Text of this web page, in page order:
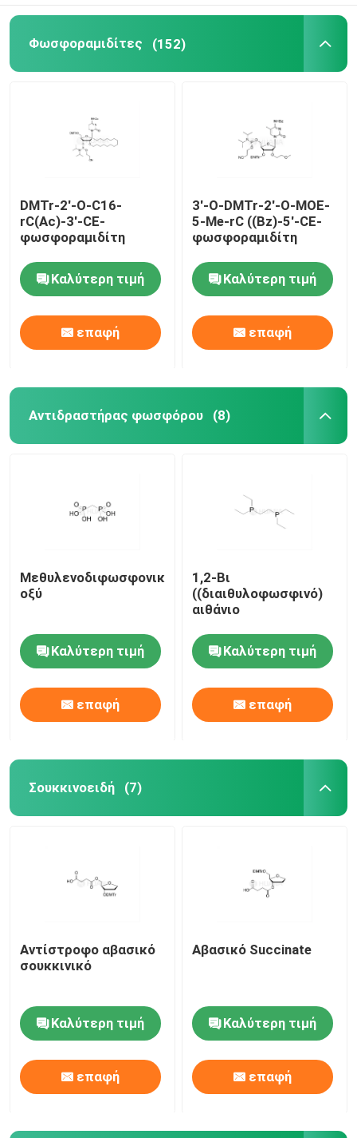
Φωσφοραμιδίτες (152)
DMTr-2'-O-C16-
rC(Ac)-3'-CE-
φωσφοραμιδίτη
Καλύτερη τιμή
επαφή
3'-O-DMTr-2'-O-MOE-
5-Me-rC ((Bz)-5'-CE-
φωσφοραμιδίτη
Καλύτερη τιμή
επαφή
Αντιδραστήρας φωσφόρου (8)
Μεθυλενοδιφωσφονικό
οξύ
Καλύτερη τιμή
επαφή
1,2-Βι
((διαιθυλοφωσφινό)
αιθάνιο
Καλύτερη τιμή
επαφή
Σουκκινοειδή (7)
Αντίστροφο αβασικό
σουκκινικό
Καλύτερη τιμή
επαφή
Αβασικό Succinate
Καλύτερη τιμή
επαφή